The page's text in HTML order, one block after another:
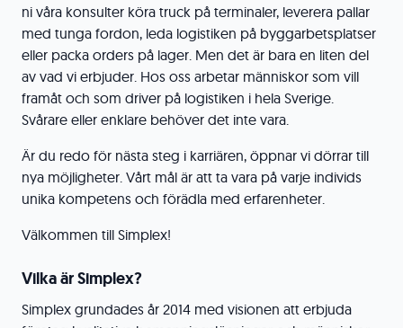
ni våra konsulter köra truck på terminaler, leverera pallar
med tunga fordon, leda logistiken på byggarbetsplatser
eller packa orders på lager. Men det är bara en liten del
av vad vi erbjuder. Hos oss arbetar människor som vill
framåt och som driver på logistiken i hela Sverige.
Svårare eller enklare behöver det inte vara.
Är du redo för nästa steg i karriären, öppnar vi dörrar till
nya möjligheter. Vårt mål är att ta vara på varje individs
unika kompetens och förädla med erfarenheter.
Välkommen till Simplex!
Vilka är Simplex?
Simplex grundades år 2014 med visionen att erbjuda